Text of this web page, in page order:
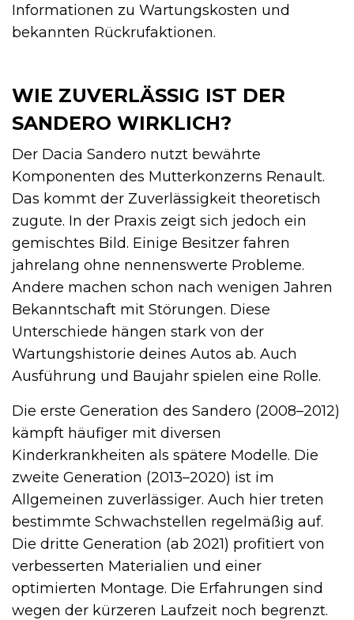
Informationen zu Wartungskosten und
bekannten Rückrufaktionen.
WIE ZUVERLÄSSIG IST DER
SANDERO WIRKLICH?
Der Dacia Sandero nutzt bewährte
Komponenten des Mutterkonzerns Renault.
Das kommt der Zuverlässigkeit theoretisch
zugute. In der Praxis zeigt sich jedoch ein
gemischtes Bild. Einige Besitzer fahren
jahrelang ohne nennenswerte Probleme.
Andere machen schon nach wenigen Jahren
Bekanntschaft mit Störungen. Diese
Unterschiede hängen stark von der
Wartungshistorie deines Autos ab. Auch
Ausführung und Baujahr spielen eine Rolle.
Die erste Generation des Sandero (2008–2012)
kämpft häufiger mit diversen
Kinderkrankheiten als spätere Modelle. Die
zweite Generation (2013–2020) ist im
Allgemeinen zuverlässiger. Auch hier treten
bestimmte Schwachstellen regelmäßig auf.
Die dritte Generation (ab 2021) profitiert von
verbesserten Materialien und einer
optimierten Montage. Die Erfahrungen sind
wegen der kürzeren Laufzeit noch begrenzt.